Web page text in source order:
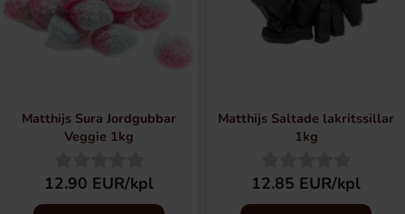
Matthijs Sura Jordgubbar
Veggie 1kg
12.90 EUR/kpl
Matthijs Saltade lakritssillar
1kg
12.85 EUR/kpl